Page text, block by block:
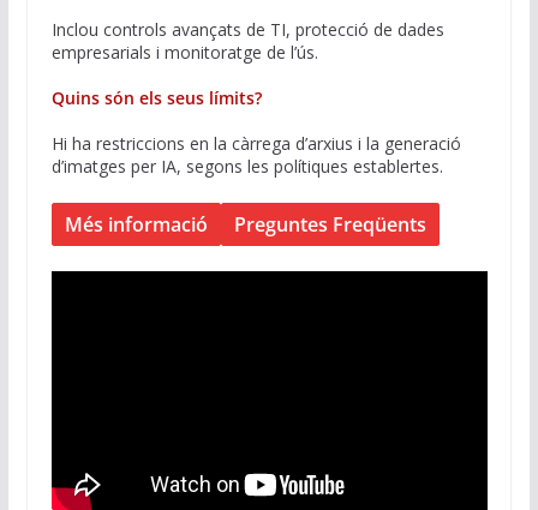
Inclou controls avançats de TI, protecció de dades
empresarials i monitoratge de l’ús.
Quins són els seus límits?
Hi ha restriccions en la càrrega d’arxius i la generació
d’imatges per IA, segons les polítiques establertes.
Més informació Preguntes Freqüents